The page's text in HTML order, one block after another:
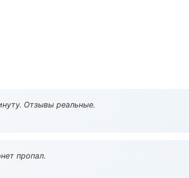
Отзывы реальные.
пропал.